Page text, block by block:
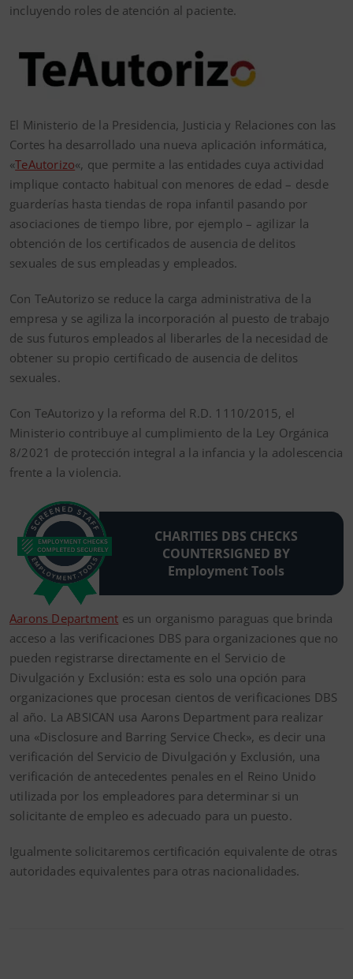
incluyendo roles de atención al paciente.
El Ministerio de la Presidencia, Justicia y Relaciones con las
Cortes ha desarrollado una nueva aplicación informática,
«TeAutorizo«, que permite a las entidades cuya actividad
implique contacto habitual con menores de edad – desde
guarderías hasta tiendas de ropa infantil pasando por
asociaciones de tiempo libre, por ejemplo – agilizar la
obtención de los certificados de ausencia de delitos
sexuales de sus empleadas y empleados.
Con TeAutorizo se reduce la carga administrativa de la
empresa y se agiliza la incorporación al puesto de trabajo
de sus futuros empleados al liberarles de la necesidad de
obtener su propio certificado de ausencia de delitos
sexuales.
Con TeAutorizo y la reforma del R.D. 1110/2015, el
Ministerio contribuye al cumplimiento de la Ley Orgánica
8/2021 de protección integral a la infancia y la adolescencia
frente a la violencia.
CHARITIES DBS CHECKS
COUNTERSIGNED BY
Employment Tools
Aarons Department es un organismo paraguas que brinda
acceso a las verificaciones DBS para organizaciones que no
pueden registrarse directamente en el Servicio de
Divulgación y Exclusión: esta es solo una opción para
organizaciones que procesan cientos de verificaciones DBS
al año. La ABSICAN usa Aarons Department para realizar
una «Disclosure and Barring Service Check», es decir una
verificación del Servicio de Divulgación y Exclusión, una
verificación de antecedentes penales en el Reino Unido
utilizada por los empleadores para determinar si un
solicitante de empleo es adecuado para un puesto.
Igualmente solicitaremos certificación equivalente de otras
autoridades equivalentes para otras nacionalidades.